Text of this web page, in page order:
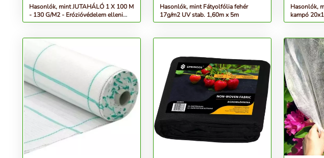
Hasonlók, mint JUTAHÁLÓ 1 X 100 M
- 130 G/M2 - Erózióvédelem elleni
természetes...
Hasonlók, mint Fátyolfólia fehér
17g/m2 UV stab. 1,60m x 5m
Hasonlók,
kampó